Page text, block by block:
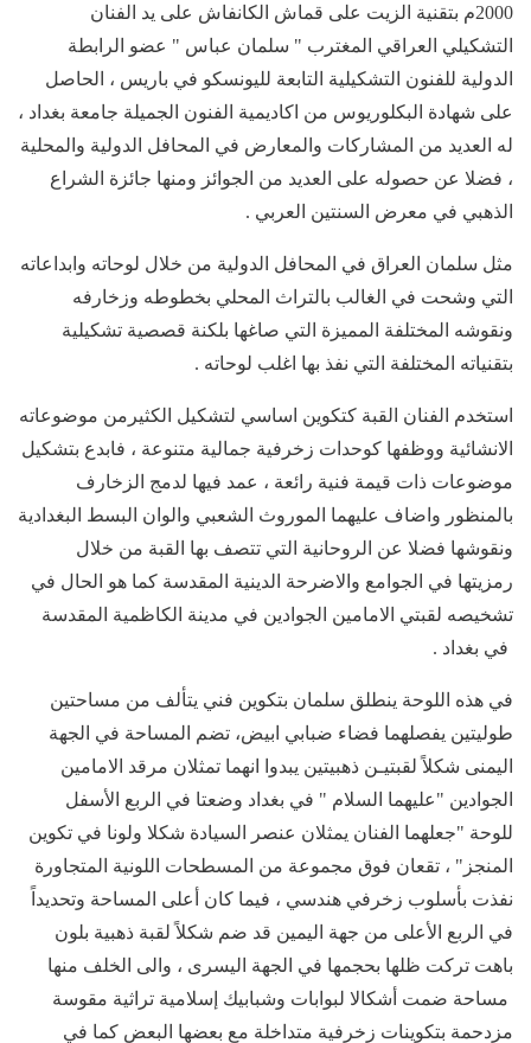
2000م بتقنية الزيت على قماش الكانفاش على يد الفنان
التشكيلي العراقي المغترب " سلمان عباس " عضو الرابطة
الدولية للفنون التشكيلية التابعة لليونسكو في باريس ، الحاصل
على شهادة البكلوريوس من اكاديمية الفنون الجميلة جامعة بغداد ،
له العديد من المشاركات والمعارض في المحافل الدولية والمحلية
، فضلا عن حصوله على العديد من الجوائز ومنها جائزة الشراع
الذهبي في معرض السنتين العربي .
مثل سلمان العراق في المحافل الدولية من خلال لوحاته وابداعاته
التي وشحت في الغالب بالتراث المحلي بخطوطه وزخارفه
ونقوشه المختلفة المميزة التي صاغها بلكنة قصصية تشكيلية
بتقنياته المختلفة التي نفذ بها اغلب لوحاته .
استخدم الفنان القبة كتكوين اساسي لتشكيل الكثيرمن موضوعاته
الانشائية ووظفها كوحدات زخرفية جمالية متنوعة ، فابدع بتشكيل
موضوعات ذات قيمة فنية رائعة ، عمد فيها لدمج الزخارف
بالمنظور واضاف عليهما الموروث الشعبي والوان البسط البغدادية
ونقوشها فضلا عن الروحانية التي تتصف بها القبة من خلال
رمزيتها في الجوامع والاضرحة الدينية المقدسة كما هو الحال في
تشخيصه لقبتي الامامين الجوادين في مدينة الكاظمية المقدسة
في بغداد .
في هذه اللوحة ينطلق سلمان بتكوين فني يتألف من مساحتين
طوليتين يفصلهما فضاء ضبابي ابيض، تضم المساحة في الجهة
اليمنى شكلاً لقبتيـن ذهبيتين يبدوا انهما تمثلان مرقد الامامين
الجوادين "عليهما السلام " في بغداد وضعتا في الربع الأسفل
للوحة "جعلهما الفنان يمثلان عنصر السيادة شكلا ولونا في تكوين
المنجز" ، تقعان فوق مجموعة من المسطحات اللونية المتجاورة
نفذت بأسلوب زخرفي هندسي ، فيما كان أعلى المساحة وتحديداً
في الربع الأعلى من جهة اليمين قد ضم شكلاً لقبة ذهبية بلون
باهت تركت ظلها بحجمها في الجهة اليسرى ، والى الخلف منها
مساحة ضمت أشكالا لبوابات وشبابيك إسلامية تراثية مقوسة
مزدحمة بتكوينات زخرفية متداخلة مع بعضها البعض كما في